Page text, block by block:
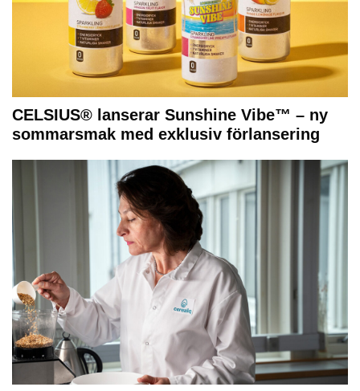
CELSIUS® lanserar Sunshine Vibe™ – ny
sommarsmak med exklusiv förlansering